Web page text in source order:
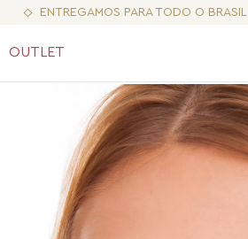
ENTREGAMOS PARA TODO O BRASIL
OUTLET